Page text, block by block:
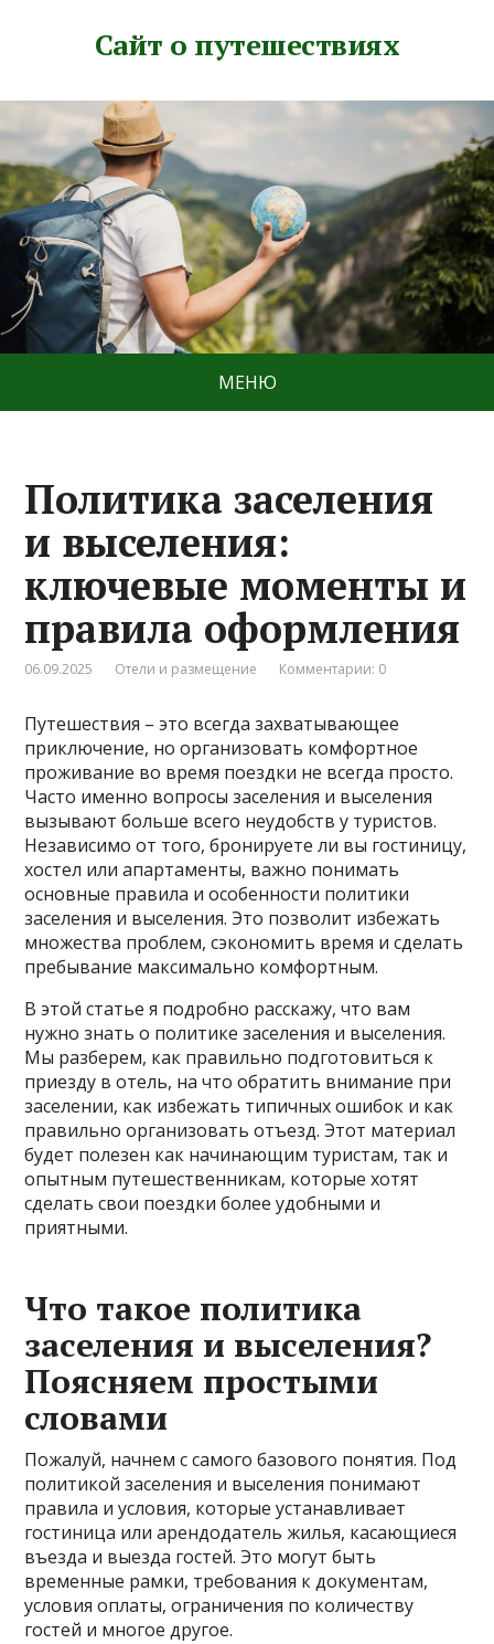
Сайт о путешествиях
МЕНЮ
Политика заселения
и выселения:
ключевые моменты и
правила оформления
06.09.2025 Отели и размещение Комментарии: 0
Путешествия – это всегда захватывающее
приключение, но организовать комфортное
проживание во время поездки не всегда просто.
Часто именно вопросы заселения и выселения
вызывают больше всего неудобств у туристов.
Независимо от того, бронируете ли вы гостиницу,
хостел или апартаменты, важно понимать
основные правила и особенности политики
заселения и выселения. Это позволит избежать
множества проблем, сэкономить время и сделать
пребывание максимально комфортным.
В этой статье я подробно расскажу, что вам
нужно знать о политике заселения и выселения.
Мы разберем, как правильно подготовиться к
приезду в отель, на что обратить внимание при
заселении, как избежать типичных ошибок и как
правильно организовать отъезд. Этот материал
будет полезен как начинающим туристам, так и
опытным путешественникам, которые хотят
сделать свои поездки более удобными и
приятными.
Что такое политика
заселения и выселения?
Поясняем простыми
словами
Пожалуй, начнем с самого базового понятия. Под
политикой заселения и выселения понимают
правила и условия, которые устанавливает
гостиница или арендодатель жилья, касающиеся
въезда и выезда гостей. Это могут быть
временные рамки, требования к документам,
условия оплаты, ограничения по количеству
гостей и многое другое.